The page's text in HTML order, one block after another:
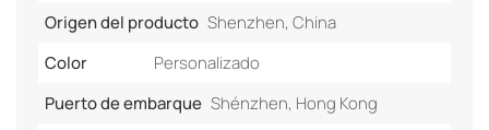
Origen del producto Shenzhen, China
Color
Personalizado
Puerto de embarque Shénzhen, Hong Kong